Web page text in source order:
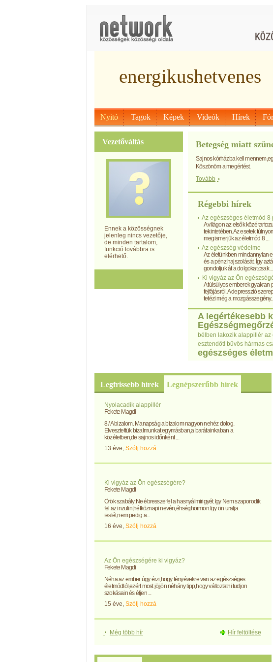
energikushetvenes
Nyitó Tagok Képek Videók Hírek
Vezetőváltás
Ennek a közösségnek
jelenleg nincs vezetője,
de minden tartalom,
funkció továbbra is
elérhető.
Betegség miatt
Sajnos kórházba kell
Köszönöm a megértést.
Tovább
Régebbi hírek
Az egészséges életmód 8
A világon az elsők közé
tekintetében.Az esetek
megismerjük az életmód 8 ...
Az egészség védelme
Az életünkben mindannyian
és a pénz hajszolását. Így
gondoljuk át a dolgokat,csak ...
Ki vigyáz az Ön
A túlsúlyos emberek gyakran
fejfájásról. A depresszió
tetézi még a
A legértékesebb
bélben lakozik alappillér az
esztendőt! bűvös hármas
egészséges
Legfrissebb hírek Legnépszerűbb hírek
Nyolacadik alappillér
Fekete Magdi
8./ A bizalom. Manapság a bizalom nagyon nehéz dolog.
Elvesztettük bizalmunkat egymásban,a barátainkaban a
közéletben,de sajnos időnként ...
13 éve, Szólj hozzá
Ki vigyáz az Ön egészségére?
Fekete Magdi
Örök szabály:Ne ébressze fel a hasnyálmirigyét.Igy Nem szaporodik
fel az inzulin,hétköznapi nevén,éhséghormon.Igy ön uralja
testét,nem pedig a...
16 éve, Szólj hozzá
Az Ön egészségére ki vigyáz?
Fekete Magdi
Néha az ember úgy érzi,hogy fényévekre van az egészséges
életmódtól,ezért most jöjjön néhány tipp,hogy változtatni tudjon
szokásain és éljen ...
15 éve, Szólj hozzá
Még több hír Hír feltöltése